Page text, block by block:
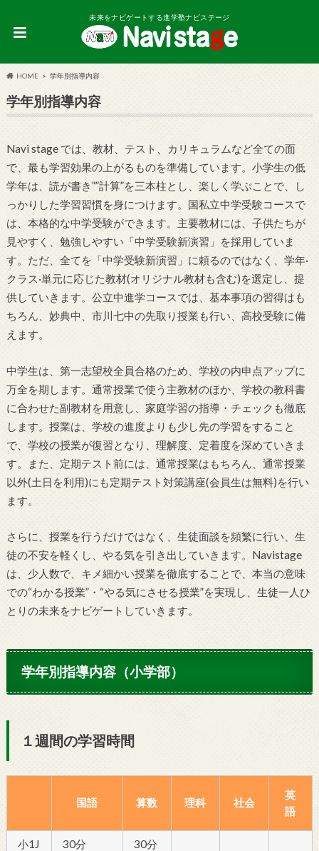
未来をナビゲートする進学塾ナビステージ
HOME 学年別指導内容
学年別指導内容
Navi stage では、教材、テスト、カリキュラムなど全ての面
で、最も学習効果の上がるものを準備しています。小学生の低
学年は、読が書き””計算”を三本柱とし、楽しく学ぶことで、し
っかりした学習習慣を身につけます。国私立中学受験コースで
は、本格的な中学受験ができます。主要教材には、子供たちが
見やすく、勉強しやすい「中学受験新演習」を採用していま
す。ただ、全てを「中学受験新演習」に頼るのではなく、学年·
クラス·単元に応じた教材(オリジナル教材も含む)を選定し、提
供していきます。公立中進学コースでは、基本事項の習得はも
ちろん、妙典中、市川七中の先取り授業も行い、高校受験に備
えます。
中学生は、第一志望校全員合格のため、学校の内申点アップに
万全を期します。通常授業で使う主教材のほか、学校の教科書
に合わせた副教材を用意し、家庭学習の指導・チェックも徹底
します。授業は、学校の進度よりも少し先の学習をすること
で、学校の授業が復習となり、理解度、定着度を深めていきま
す。また、定期テスト前には、通常授業はもちろん、通常授業
以外(土日を利用)にも定期テスト対策講座(会員生は無料)を行い
ます。
さらに、授業を行うだけではなく、生徒面談を頻繁に行い、生
徒の不安を軽くし、やる気を引き出していきます。Navistage
は、少人数で、キメ細かい授業を徹底することで、本当の意味
での“わかる授業”・“やる気にさせる授業”を実現し、生徒一人ひ
とりの未来をナビゲートしていきます。
学年別指導内容（小学部）
１週間の学習時間
国語 算数 理科 社会
英
語
小1J 30分 30分